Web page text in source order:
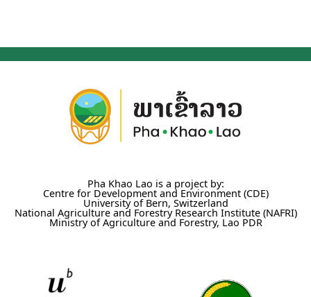
Pha Khao Lao is a project by:
Centre for Development and Environment (CDE)
University of Bern, Switzerland
National Agriculture and Forestry Research Institute (NAFRI)
Ministry of Agriculture and Forestry, Lao PDR